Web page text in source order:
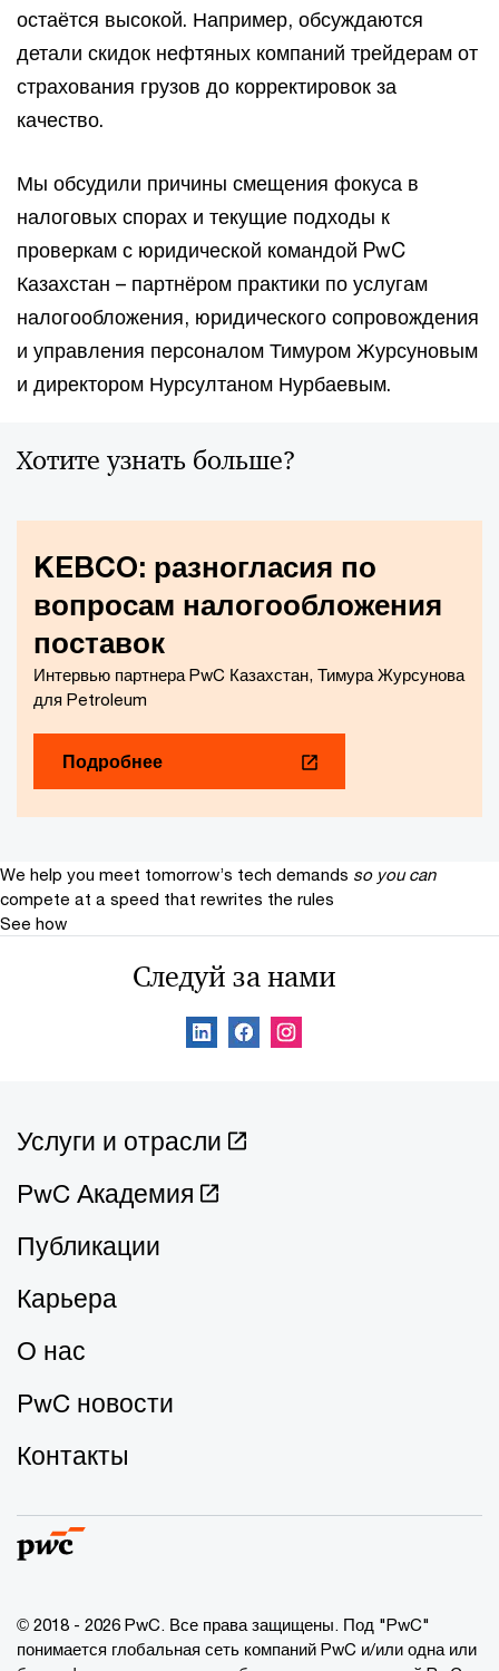
остаётся высокой. Например, обсуждаются
детали скидок нефтяных компаний трейдерам от
страхования грузов до корректировок за
качество.
Мы обсудили причины смещения фокуса в
налоговых спорах и текущие подходы к
проверкам с юридической командой PwC
Казахстан – партнёром практики по услугам
налогообложения, юридического сопровождения
и управления персоналом Тимуром Журсуновым
и директором Нурсултаном Нурбаевым.
Хотите узнать больше?
KEBCO: разногласия по
вопросам налогообложения
поставок
Интервью партнера PwC Казахстан, Тимура Журсунова
для Petroleum
Подробнее
We help you meet tomorrow’s tech demands so you can
compete at a speed that rewrites the rules
See how
Следуй за нами
Услуги и отрасли
PwC Академия
Публикации
Карьера
О нас
PwC новости
Контакты
© 2018 - 2026 PwC. Все права защищены. Под "PwC"
понимается глобальная сеть компаний PwC и/или одна или